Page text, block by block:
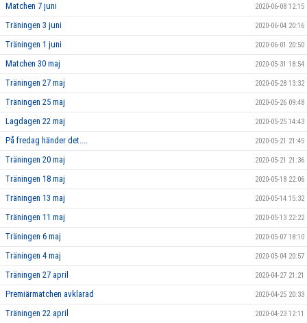
Matchen 7 juni 2020-06-08 12:15
Träningen 3 juni 2020-06-04 20:16
Träningen 1 juni 2020-06-01 20:50
Matchen 30 maj 2020-05-31 18:54
Träningen 27 maj 2020-05-28 13:32
Träningen 25 maj 2020-05-26 09:48
Lagdagen 22 maj 2020-05-25 14:43
På fredag händer det.... 2020-05-21 21:45
Träningen 20 maj 2020-05-21 21:36
Träningen 18 maj 2020-05-18 22:06
Träningen 13 maj 2020-05-14 15:32
Träningen 11 maj 2020-05-13 22:22
Träningen 6 maj 2020-05-07 18:10
Träningen 4 maj 2020-05-04 20:57
Träningen 27 april 2020-04-27 21:21
Premiärmatchen avklarad 2020-04-25 20:33
Träningen 22 april 2020-04-23 12:11